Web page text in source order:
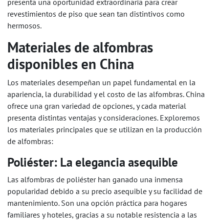
presenta una oportunidad extraordinaria para crear
revestimientos de piso que sean tan distintivos como
hermosos.
Materiales de alfombras
disponibles en China
Los materiales desempeñan un papel fundamental en la
apariencia, la durabilidad y el costo de las alfombras. China
ofrece una gran variedad de opciones, y cada material
presenta distintas ventajas y consideraciones. Exploremos
los materiales principales que se utilizan en la producción
de alfombras:
Poliéster: La elegancia asequible
Las alfombras de poliéster han ganado una inmensa
popularidad debido a su precio asequible y su facilidad de
mantenimiento. Son una opción práctica para hogares
familiares y hoteles, gracias a su notable resistencia a las